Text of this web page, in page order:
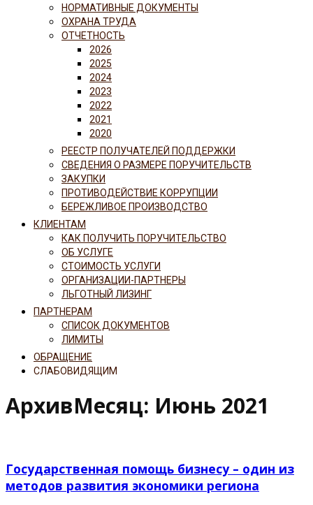
НОРМАТИВНЫЕ ДОКУМЕНТЫ
ОХРАНА ТРУДА
ОТЧЕТНОСТЬ
2026
2025
2024
2023
2022
2021
2020
РЕЕСТР ПОЛУЧАТЕЛЕЙ ПОДДЕРЖКИ
СВЕДЕНИЯ О РАЗМЕРЕ ПОРУЧИТЕЛЬСТВ
ЗАКУПКИ
ПРОТИВОДЕЙСТВИЕ КОРРУПЦИИ
БЕРЕЖЛИВОЕ ПРОИЗВОДСТВО
КЛИЕНТАМ
КАК ПОЛУЧИТЬ ПОРУЧИТЕЛЬСТВО
ОБ УСЛУГЕ
СТОИМОСТЬ УСЛУГИ
ОРГАНИЗАЦИИ-ПАРТНЕРЫ
ЛЬГОТНЫЙ ЛИЗИНГ
ПАРТНЕРАМ
СПИСОК ДОКУМЕНТОВ
ЛИМИТЫ
ОБРАЩЕНИЕ
СЛАБОВИДЯЩИМ
АрхивМесяц: Июнь 2021
Государственная помощь бизнесу – один из
методов развития экономики региона